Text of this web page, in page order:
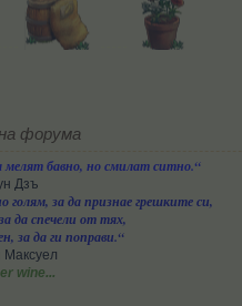
форума
мелят бавно, но смилат ситно.“
Дзъ
голям, за да признае грешките си,
да спечели от тях,
за да ги поправи.“
wine...